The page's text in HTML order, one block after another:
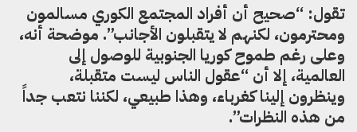
تقول: “صحيح أن أفراد المجتمع الكوري مسالمون
ومحترمون، لكنهم لا يتقبلون الأجانب”. موضحة أنه،
وعلى رغم طموح كوريا الجنوبية للوصول إلى
العالمية، إلا أن “عقول الناس ليست متقبلة،
وينظرون إلينا كغرباء، وهذا طبيعي، لكننا نتعب جدا
من هذه النظرات”.